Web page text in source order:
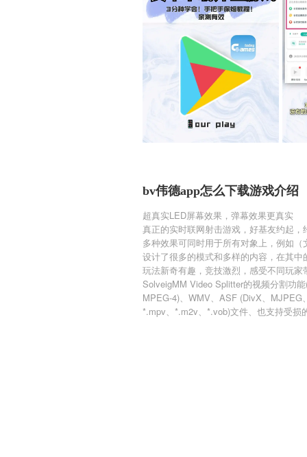
bv伟德app怎么下载游戏介绍
超真实LED屏幕效果，弹幕效果更真实
真正的实时联网射击游戏，好基友约起，
多种效果可同时用于所有对象上，例如
设计了很多的模式和多样的内容，在其中
玩法新奇有趣，竞技激烈，感受不同玩家
SolveigMM Video Splitter的视频分割功
MPEG-4)、WMV、ASF (DivX、MJPEG
*.mpv、*.m2v、*.vob)文件、也支持受损